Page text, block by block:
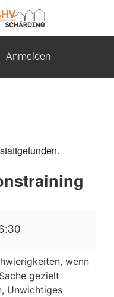
Anmelden
wenn
gezielt
Unwichtiges